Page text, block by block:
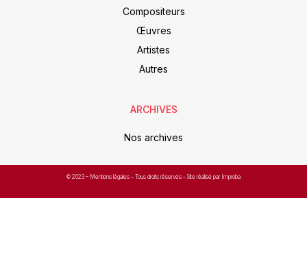
Compositeurs
Œuvres
Artistes
Autres
ARCHIVES
Nos archives
© 2023 – Mentions légales – Tous droits réservés – Site réalisé par Improba